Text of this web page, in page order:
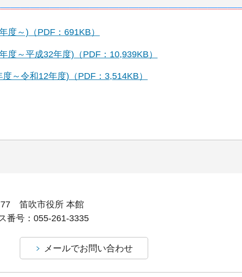
度～)（PDF：691KB）
度～平成32年度)（PDF：10,939KB）
～令和12年度)（PDF：3,514KB）
笛吹市役所 本館
番号：055-261-3335